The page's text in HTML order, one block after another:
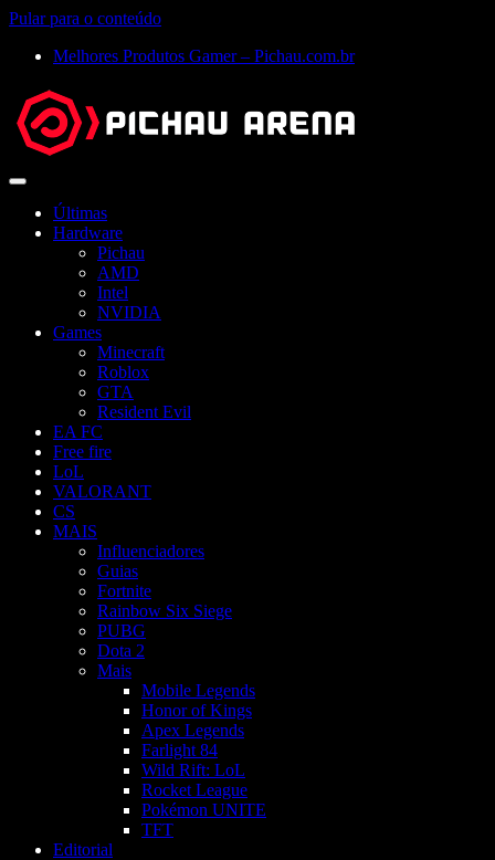
Pular para o conteúdo
Melhores Produtos Gamer – Pichau.com.br
Abrir
Últimas
Hardware
Pichau
AMD
Intel
NVIDIA
Games
Minecraft
Roblox
GTA
Resident Evil
EA FC
Free fire
LoL
VALORANT
CS
MAIS
Influenciadores
Guias
Fortnite
Rainbow Six Siege
PUBG
Dota 2
Mais
Mobile Legends
Honor of Kings
Apex Legends
Farlight 84
Wild Rift: LoL
Rocket League
Pokémon UNITE
TFT
Editorial